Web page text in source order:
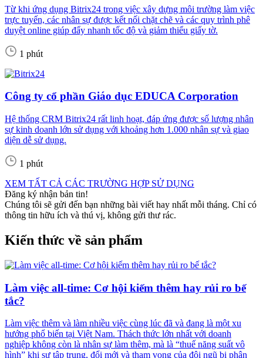
Từ khi ứng dụng Bitrix24 trong việc xây dựng môi trường làm việc
trực tuyến, các nhân sự được kết nối chặt chẽ và các quy trình phê
duyệt online giúp đẩy nhanh tốc độ và giảm thiểu giấy tờ.
1 phút
Công ty cổ phần Giáo dục EDUCA Corporation
Hệ thống CRM Bitrix24 rất linh hoạt, đáp ứng được số lượng nhân
sự kinh doanh lớn sử dụng với khoảng hơn 1.000 nhân sự và giao
diện dễ sử dụng.
1 phút
XEM TẤT CẢ CÁC TRƯỜNG HỢP SỬ DỤNG
Đăng ký nhận bản tin!
Chúng tôi sẽ gửi đến bạn những bài viết hay nhất mỗi tháng. Chỉ có
thông tin hữu ích và thú vị, không gửi thư rác.
Kiến thức về sản phẩm
Làm việc all-time: Cơ hội kiếm thêm hay rủi ro bế
tắc?
Làm việc thêm và làm nhiều việc cùng lúc đã và đang là một xu
hướng phổ biến tại Việt Nam. Thách thức lớn nhất với doanh
nghiệp không còn là nhân sự làm thêm, mà là “thuế năng suất vô
hình” khi sự tập trung, đổi mới và tham vọng của đội ngũ bị phân